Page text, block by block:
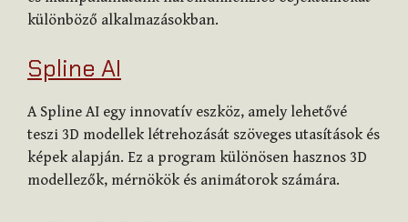
különböző alkalmazásokban.
Spline AI
A Spline AI egy innovatív eszköz, amely lehetővé
teszi 3D modellek létrehozását szöveges utasítások és
képek alapján. Ez a program különösen hasznos 3D
modellezők, mérnökök és animátorok számára.